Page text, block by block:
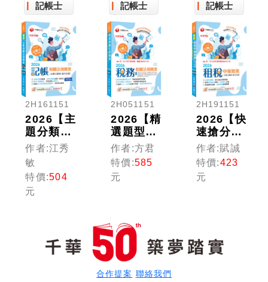
十版］
（記帳
士）
（記帳
士）
處理準
則)〔九
版〕（記
帳士）
記帳士
2H161151
2026【主
題分類式
必考題
庫】記帳
相關法規
概要[主
題式題庫
（記帳
作者:江秀
敏
特價:504
元
記帳士
2H051151
2026【精
選題型即
時演練
】稅務相
關法規概
要(包括
稽徵法、
加值型及
非加值
型) [二
十四版]
作者:方君
特價:585
元
記帳士
2H191151
2026【快
速搶分必
備】租稅
申報實務
[主題式
題庫+歷
[九版]
（記帳
作者:賦誠
特價:423
元
合作提案 聯絡我們